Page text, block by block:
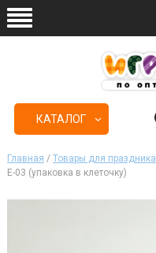
КАТАЛОГ
Главная / Товары для праздника
Е-03 (упаковка в клеточку)